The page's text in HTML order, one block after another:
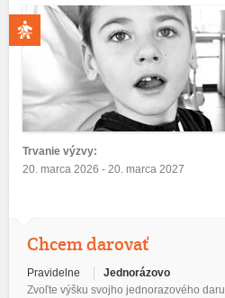
Trvanie výzvy:
20. marca 2026 - 20. marca 2027
Chcem darovať
Pravidelne
Jednorázovo
Zvoľte výšku svojho jednorazového daru